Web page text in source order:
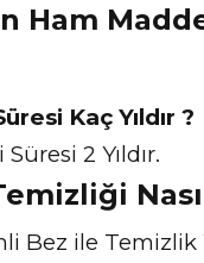
Ham
Kaç Yıldır ?
2 Yıldır.
Bez ile Temizlik